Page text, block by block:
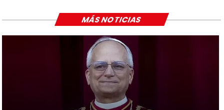
MÁS NOTICIAS